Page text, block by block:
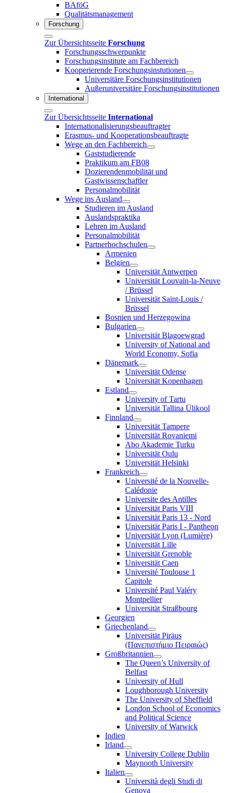
BAföG
Qualitätsmanagement
Forschung
Zur Übersichtsseite Forschung
Forschungsschwerpunkte
Forschungsinstitute am Fachbereich
Kooperierende Forschungsinstutionen
Universitäre Forschungsinstitutionen
Außeruniversitäre Forschungsinstitutionen
International
Zur Übersichtsseite International
Internationalisierungsbeauftragter
Erasmus- und Kooperationsbeauftragte
Wege an den Fachbereich
Gaststudierende
Praktikum am FB08
Dozierendenmobilität und
Gastwissenschaftler
Personalmobilität
Wege ins Ausland
Studieren im Ausland
Auslandspraktika
Lehren im Ausland
Personalmobilität
Partnerhochschulen
Armenien
Belgien
Universität Antwerpen
Universität Louvain-la-Neuve
/ Brüssel
Universität Saint-Louis /
Brüssel
Bosnien und Herzegowina
Bulgarien
Universität Blagoewgrad
University of National and
World Economy, Sofia
Dänemark
Universität Odense
Universität Kopenhagen
Estland
University of Tartu
Universität Tallina Ülikool
Finnland
Universität Tampere
Universität Rovaniemi
Abo Akademie Turku
Universität Oulu
Universität Helsinki
Frankreich
Université de la Nouvelle-
Calédonie
Universite des Antilles
Universität Paris VIII
Universität Paris 13 - Nord
Universität Paris I - Pantheon
Universität Lyon (Lumière)
Universität Lille
Universität Grenoble
Universität Caen
Université Toulouse 1
Capitole
Université Paul Valéry
Montpellier
Universität Straßbourg
Georgien
Griechenland
Universität Piräus
(Πανεπιστήμιο Πειραιώς)
Großbritannien
The Queen’s University of
Belfast
University of Hull
Loughborough University
The University of Sheffield
London School of Economics
and Political Science
University of Warwick
Indien
Irland
University College Dublin
Maynooth University
Italien
Università degli Studi di
Genova